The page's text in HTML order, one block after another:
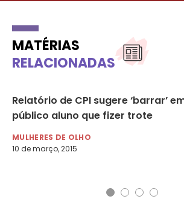
MATÉRIAS
RELACIONADAS
Relatório de CPI sugere ‘barrar’
público aluno que fizer trote
MULHERES DE OLHO
10 de março, 2015